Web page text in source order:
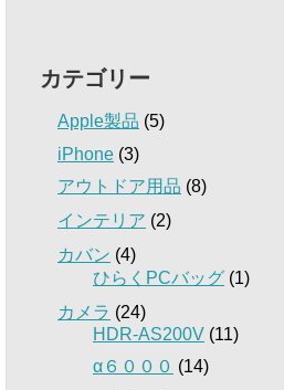
カテゴリー
Apple製品 (5)
iPhone (3)
アウトドア用品 (8)
インテリア (2)
カバン (4)
ひらくPCバッグ (1)
カメラ (24)
HDR-AS200V (11)
α６０００ (14)